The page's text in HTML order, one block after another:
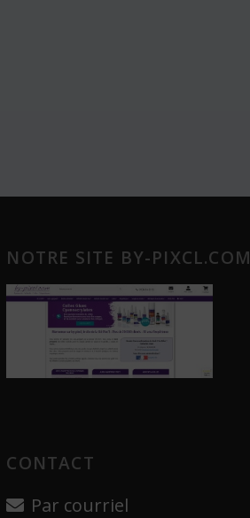
NOTRE SITE BY-PIXCL.COM
CONTACT
Par courriel